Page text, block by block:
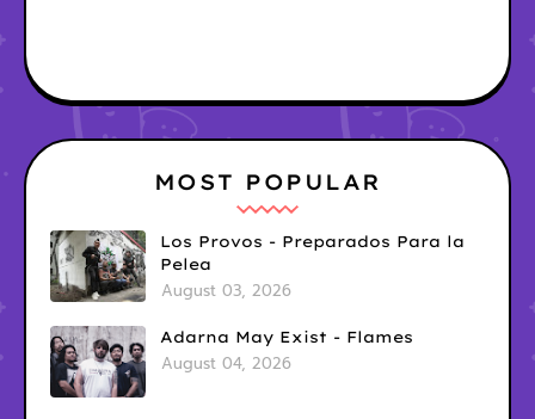
MOST POPULAR
Los Provos - Preparados Para la
Pelea
August 03, 2026
Adarna May Exist - Flames
August 04, 2026